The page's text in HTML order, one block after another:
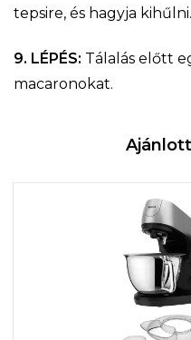
tepsire, és hagyja kihűlni.
9. LÉPÉS: Tálalás előtt
macaronokat.